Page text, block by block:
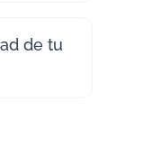
de tu